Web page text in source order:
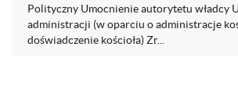
Polityczny Umocnienie autorytetu władcy
administracji (w oparciu o administracje
doświadczenie kościoła) Zr...